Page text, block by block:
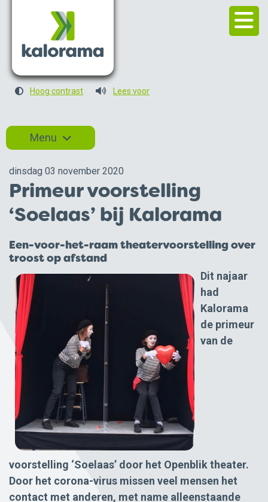
Hoog contrast Lees voor
Menu
Activiteiten
Nieuwsarchief
dinsdag 03 november 2020
Primeur voorstelling
‘Soelaas’ bij Kalorama
Een-voor-het-raam theatervoorstelling over
troost op afstand
Dit najaar
had
Kalorama
de primeur
van de
voorstelling ‘Soelaas’ door het Openblik theater.
Door het corona-virus missen veel mensen het
contact met anderen, met name alleenstaande